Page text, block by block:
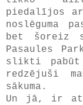
piedalījos
noslēguma
bet šoreiz
Pasaules
slikti
redzējuši
sākuma.
Un jā, ir